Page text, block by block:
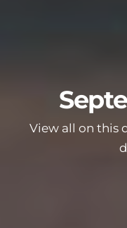
View all on this